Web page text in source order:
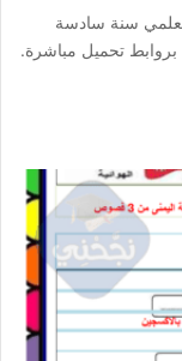
سنة سادسة
الثلاثي الثالث. يمكنكم تحميل التلخيص بصيغة pdf بروابط تحميل مباشرة.